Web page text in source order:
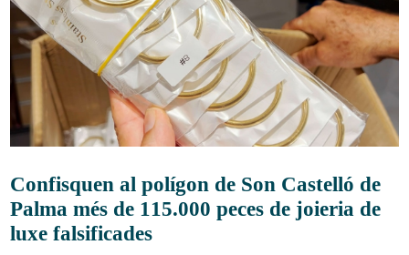
Confisquen al polígon de Son Castelló de
Palma més de 115.000 peces de joieria de
luxe falsificades